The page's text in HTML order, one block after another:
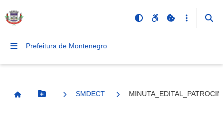
Prefeitura de Montenegro
Página InicialBotão Menu
SMDECT